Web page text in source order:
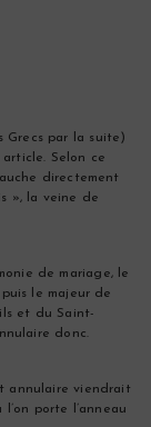
Grecs par la suite)
Selon ce
directement
», la veine de
de mariage, le
le majeur de
et du Saint-
donc.
annulaire viendrait
porte l’anneau